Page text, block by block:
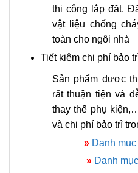
thi công lắp đặt.
vật liệu chống
toàn cho ngôi nhà
Tiết kiệm chi phí bảo
Sản phẩm được
rất thuận tiện và
thay thế phụ
và chi phí bảo trì
» Danh
» Danh